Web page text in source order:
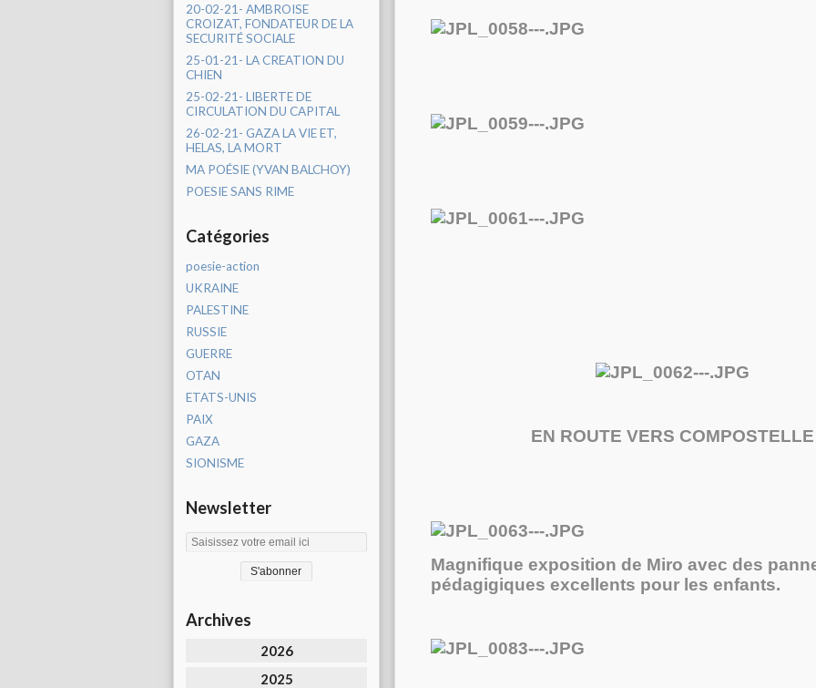
20-02-21- AMBROISE
CROIZAT, FONDATEUR DE LA
SECURITÉ SOCIALE
25-01-21- LA CREATION DU
CHIEN
25-02-21- LIBERTE DE
CIRCULATION DU CAPITAL
26-02-21- GAZA LA VIE ET,
HELAS, LA MORT
MA POÉSIE (YVAN BALCHOY)
POESIE SANS RIME
Catégories
poesie-action
UKRAINE
PALESTINE
RUSSIE
GUERRE
OTAN
ETATS-UNIS
PAIX
GAZA
SIONISME
Newsletter
Archives
2026
2025
EN ROUTE VERS COMPOSTELLE
Magnifique exposition de Miro avec des
pédagigiques excellents pour les enfants.